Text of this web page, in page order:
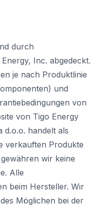
durch
Inc. abgedeckt.
je nach Produktlinie
und
von
von Tigo Energy
d.o.o. handelt als
verkauften Produkte
wir keine
Alle
beim Hersteller. Wir
Möglichen bei der